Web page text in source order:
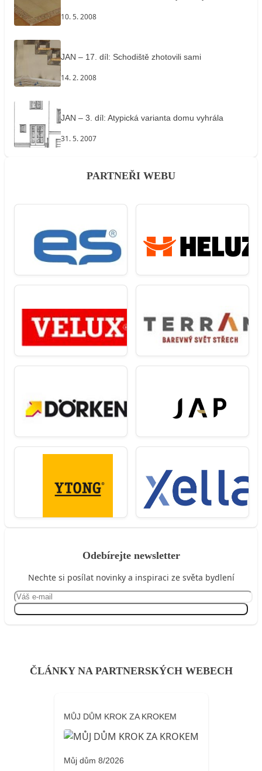
10. 5. 2008
JAN – 17. díl: Schodiště zhotovili sami
14. 2. 2008
JAN – 3. díl: Atypická varianta domu vyhrála
31. 5. 2007
PARTNEŘI WEBU
Odebírejte newsletter
Nechte si posílat novinky a inspiraci ze světa bydlení
ČLÁNKY NA PARTNERSKÝCH WEBECH
MŮJ DŮM KROK ZA KROKEM
Můj dům 8/2026